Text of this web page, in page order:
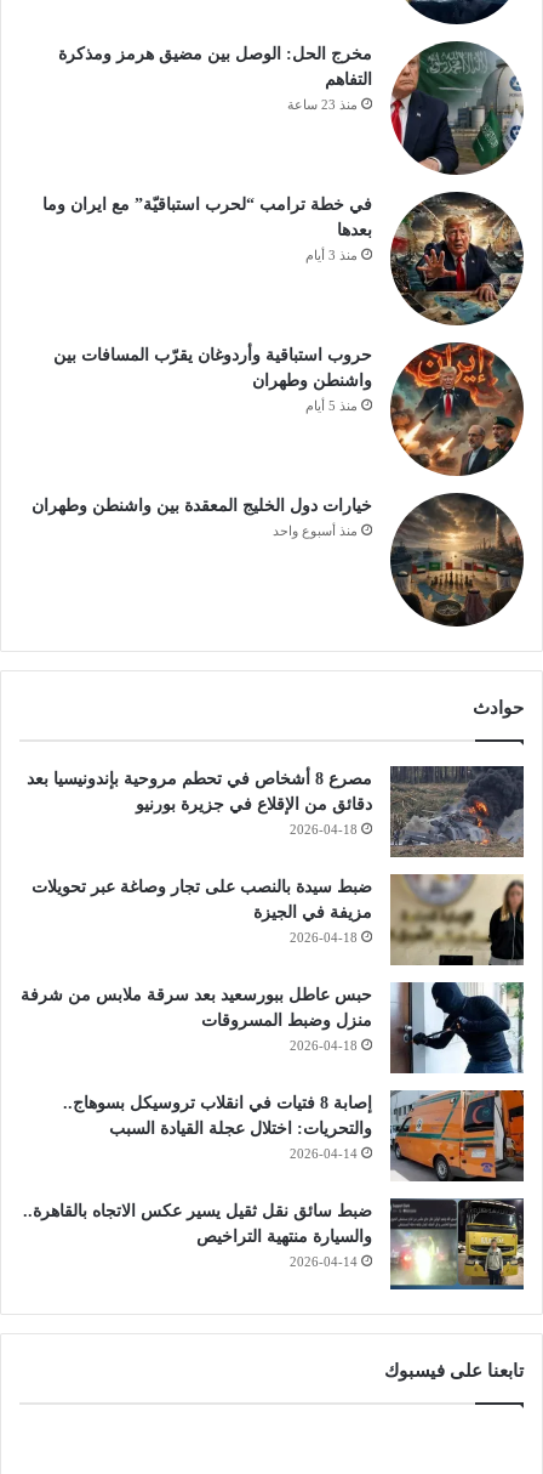
مخرج الحل: الوصل بين مضيق هرمز ومذكرة
التفاهم
منذ 23 ساعة
في خطة ترامب “لحرب استباقيّة” مع ايران وما
بعدها
منذ 3 أيام
حروب استباقية وأردوغان يقرّب المسافات بين
واشنطن وطهران
منذ 5 أيام
خيارات دول الخليج المعقدة بين واشنطن وطهران
منذ أسبوع واحد
حوادث
مصرع 8 أشخاص في تحطم مروحية بإندونيسيا بعد
دقائق من الإقلاع في جزيرة بورنيو
2026-04-18
ضبط سيدة بالنصب على تجار وصاغة عبر تحويلات
مزيفة في الجيزة
2026-04-18
حبس عاطل ببورسعيد بعد سرقة ملابس من شرفة
منزل وضبط المسروقات
2026-04-18
إصابة 8 فتيات في انقلاب تروسيكل بسوهاج..
والتحريات: اختلال عجلة القيادة السبب
2026-04-14
ضبط سائق نقل ثقيل يسير عكس الاتجاه بالقاهرة..
والسيارة منتهية التراخيص
2026-04-14
تابعنا على فيسبوك